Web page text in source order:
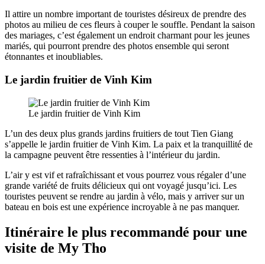
Il attire un nombre important de touristes désireux de prendre des
photos au milieu de ces fleurs à couper le souffle. Pendant la saison
des mariages, c’est également un endroit charmant pour les jeunes
mariés, qui pourront prendre des photos ensemble qui seront
étonnantes et inoubliables.
Le jardin fruitier de Vinh Kim
Le jardin fruitier de Vinh Kim
L’un des deux plus grands jardins fruitiers de tout Tien Giang
s’appelle le jardin fruitier de Vinh Kim. La paix et la tranquillité de
la campagne peuvent être ressenties à l’intérieur du jardin.
L’air y est vif et rafraîchissant et vous pourrez vous régaler d’une
grande variété de fruits délicieux qui ont voyagé jusqu’ici. Les
touristes peuvent se rendre au jardin à vélo, mais y arriver sur un
bateau en bois est une expérience incroyable à ne pas manquer.
Itinéraire le plus recommandé pour une
visite de My Tho